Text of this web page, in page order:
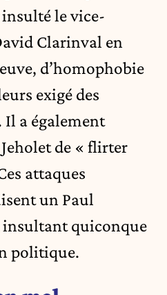
le vice-
Clarinval en
d’homophobie
exigé des
Il a également
Jeholet de « flirter
attaques
un Paul
insultant quiconque
politique.